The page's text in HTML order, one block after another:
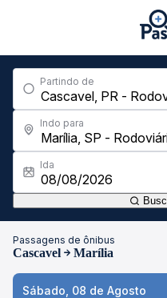
Partindo de
Indo para
Ida
Passagens de ônibus
Cascavel Marília
Sábado, 08 de Agosto